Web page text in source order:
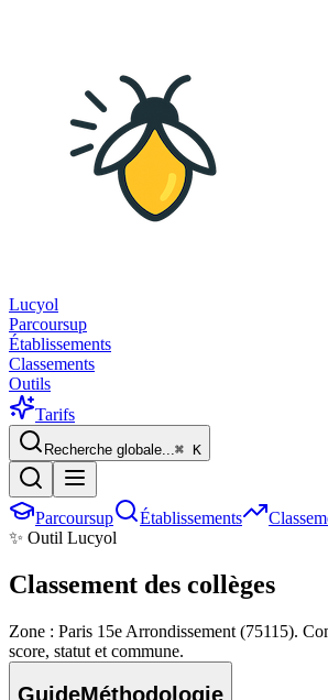
Lucyol
Parcoursup
Établissements
Classements
Outils
Tarifs
Recherche globale...⌘ K
Parcoursup Établissements
✨ Outil Lucyol
Classement des collèges
Zone : Paris 15e Arrondissement (75115).
score, statut et commune.
GuideMéthodologie